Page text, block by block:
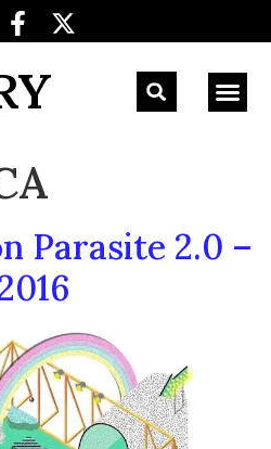
Parasite 2.0 –